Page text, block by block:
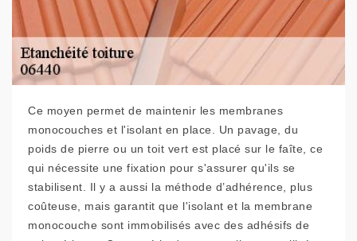
Ce moyen permet de maintenir les membranes
monocouches et l'isolant en place. Un pavage, du
poids de pierre ou un toit vert est placé sur le faîte, ce
qui nécessite une fixation pour s'assurer qu'ils se
stabilisent. Il y a aussi la méthode d’adhérence, plus
coûteuse, mais garantit que l'isolant et la membrane
monocouche sont immobilisés avec des adhésifs de